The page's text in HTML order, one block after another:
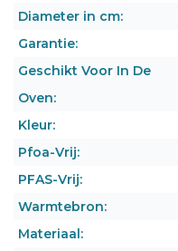
Diameter in cm:
Garantie:
Geschikt Voor In De
Oven:
Kleur:
Pfoa-Vrij:
PFAS-Vrij:
Warmtebron:
Materiaal: